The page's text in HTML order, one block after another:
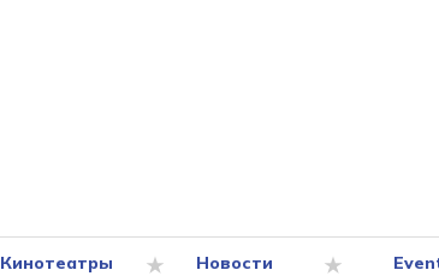
Кинотеатры Новости